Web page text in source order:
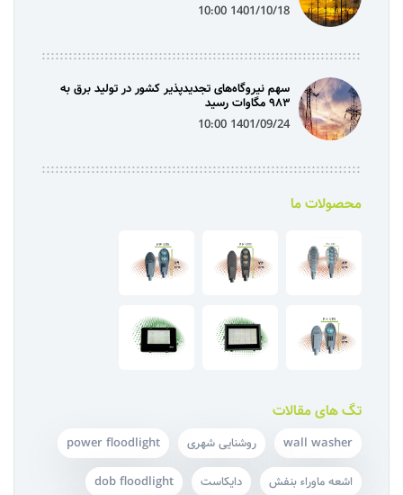
1401/10/18 10:00
سهم نیروگاه‌های تجدیدپذیر کشور در تولید برق به
۹۸۳ مگاوات رسید
1401/09/24 10:00
محصولات ما
تگ های مقالات
wall washer روشنایی شهری power floodlight
اشعه ماوراء بنفش دایکاست dob floodlight